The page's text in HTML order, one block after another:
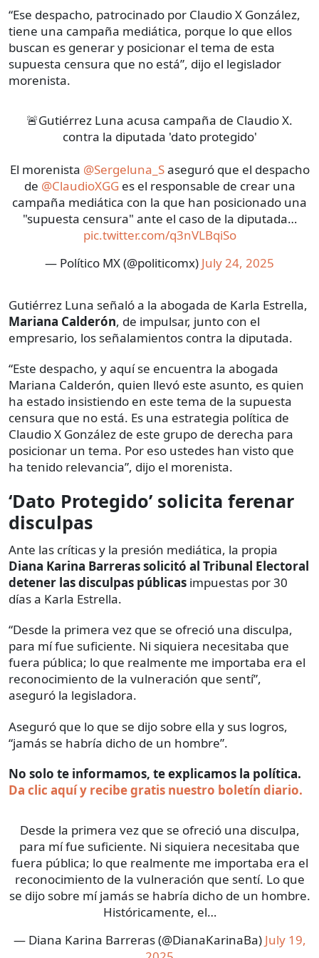
“Ese despacho, patrocinado por Claudio X González,
tiene una campaña mediática, porque lo que ellos
buscan es generar y posicionar el tema de esta
supuesta censura que no está”, dijo el legislador
morenista.
🚨Gutiérrez Luna acusa campaña de Claudio X.
contra la diputada 'dato protegido'
El morenista @Sergeluna_Saseguró que el despacho
de @ClaudioXGG es el responsable de crear una
campaña mediática con la que han posicionado una
"supuesta censura" ante el caso de la diputada…
pic.twitter.com/q3nVLBqiSo
— Político MX (@politicomx) July 24, 2025
Gutiérrez Luna señaló a la abogada de Karla Estrella,
Mariana Calderón, de impulsar, junto con el
empresario, los señalamientos contra la diputada.
“Este despacho, y aquí se encuentra la abogada
Mariana Calderón, quien llevó este asunto, es quien
ha estado insistiendo en este tema de la supuesta
censura que no está. Es una estrategia política de
Claudio X González de este grupo de derecha para
posicionar un tema. Por eso ustedes han visto que
ha tenido relevancia”, dijo el morenista.
‘Dato Protegido’ solicita ferenar
disculpas
Ante las críticas y la presión mediática, la propia
Diana Karina Barreras solicitó al Tribunal Electoral
detener las disculpas públicas impuestas por 30
días a Karla Estrella.
“Desde la primera vez que se ofreció una disculpa,
para mí fue suficiente. Ni siquiera necesitaba que
fuera pública; lo que realmente me importaba era el
reconocimiento de la vulneración que sentí”,
aseguró la legisladora.
Aseguró que lo que se dijo sobre ella y sus logros,
“jamás se habría dicho de un hombre”.
No solo te informamos, te explicamos la política.
Da clic aquí y recibe gratis nuestro boletín diario.
Desde la primera vez que se ofreció una disculpa,
para mí fue suficiente. Ni siquiera necesitaba que
fuera pública; lo que realmente me importaba era el
reconocimiento de la vulneración que sentí. Lo que
se dijo sobre mí jamás se habría dicho de un hombre.
Históricamente, el…
— Diana Karina Barreras (@DianaKarinaBa) July 19,